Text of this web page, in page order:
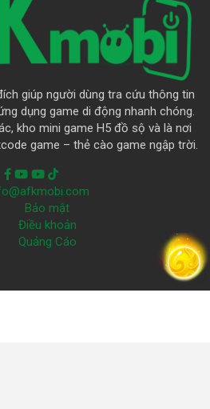
giúp người dùng tra cứu thông tin
dụng game di động nhanh chóng.
kho mini game H5 đồ sộ và là nơi
game – thẻ cào game ngập trời.
Bảo mật
Điều khoản
Quảng Cáo